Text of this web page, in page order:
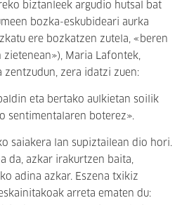
biztanleek argudio hutsal bat
bozka-eskubideari aurka
ere bozkatzen zutela, «beren
zietenean»), Maria Lafontek,
zentzudun, zera idatzi zuen:
eta bertako aulkietan soilik
sentimentalaren boterez».
saiakera lan supiztailean dio hori.
da, azkar irakurtzen baita,
adina azkar. Eszena txikiz
arreta ematen du: